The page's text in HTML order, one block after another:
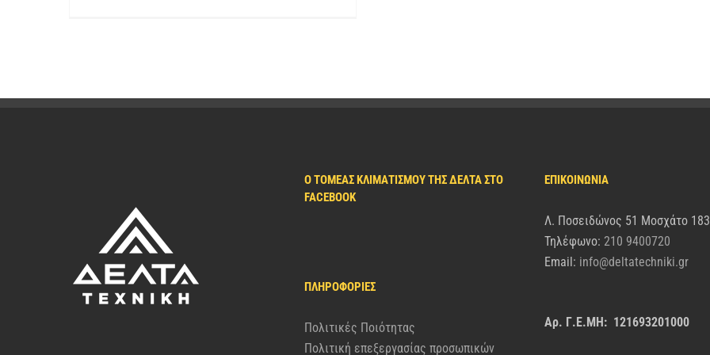
Ο ΤΟΜΈΑΣ ΚΛΙΜΑΤΙΣΜΟΎ ΤΗΣ ΔΈΛΤΑ ΣΤΟ
FACEBOOK
ΠΛΗΡΟΦΟΡΊΕΣ
Πολιτικές Ποιότητας
Πολιτική επεξεργασίας προσωπικών
ΕΠΙΚΟΙΝΩΝΙΑ
Λ. Ποσειδώνος 51 Μοσχάτο
Τηλέφωνο: 210 9400720
Email: info@deltatechniki.gr
Αρ. Γ.Ε.ΜΗ: 121693201000